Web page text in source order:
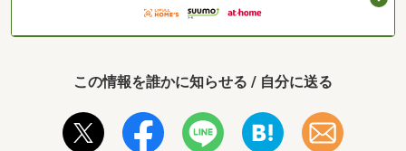
この情報を誰かに知らせる / 自分に送る